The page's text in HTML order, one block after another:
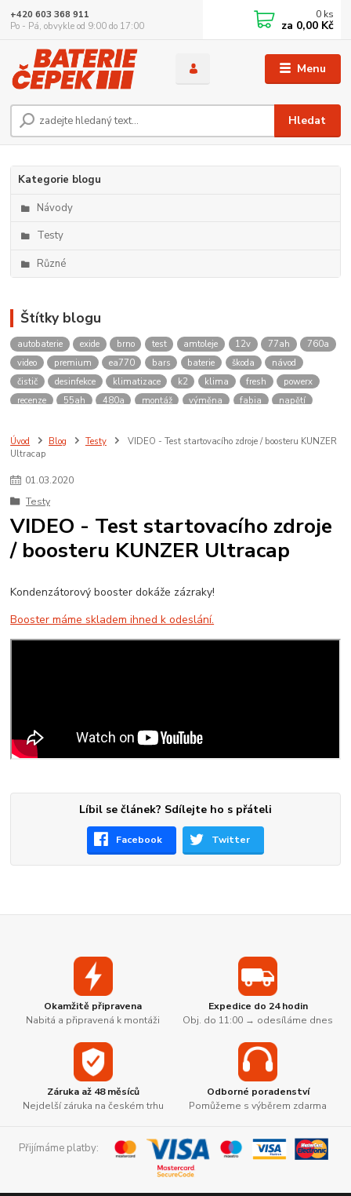
Menu
Hledat
+420 603 368 911
Po - Pá, obvykle od 9:00 do 17:00
0 ks
za 0,00 Kč
Kategorie blogu
Návody
Testy
Různé
Štítky blogu
autobaterie exide brno test amtoleje 12v 77ah
760a
video
premium ea770 bars baterie škoda
návod
čistič
desinfekce klimatizace k2 klima fresh
powerx
recenze
55ah 480a montáž výměna fabia
napětí
12
motobaterie aktivace zprovoznění nová
špuntová
bezúdržbová
Úvod Blog Testy
VIDEO - Test startovacího zdroje / boosteru KUNZER
Ultracap
01.03.2020
Testy
VIDEO - Test startovacího zdroje
/ boosteru KUNZER Ultracap
Kondenzátorový booster dokáže zázraky!
Booster máme skladem ihned k odeslání.
Líbil se článek? Sdílejte ho s přáteli
Facebook Twitter
Okamžitě připravena
Nabitá a připravená k montáži
Expedice do 24 hodin
Obj. do 11:00 → odesíláme dnes
Záruka až 48 měsíců
Nejdelší záruka na českém trhu
Odborné poradenství
Pomůžeme s výběrem zdarma
Přijímáme platby: